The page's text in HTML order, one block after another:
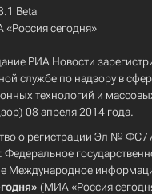
Beta
сегодня»
РИА Новости
службе по надзору в
технологий и
08 апреля 2014 года.
о регистрации Эл №
Федеральное
Международное
(МИА «Россия